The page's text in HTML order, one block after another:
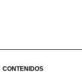
CONTENIDOS